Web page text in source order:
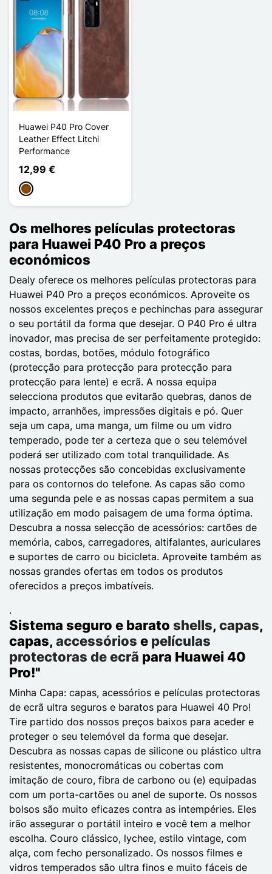
Huawei P40 Pro Cover
Leather Effect Litchi
Performance
12,99 €
Castanho
Os melhores películas protectoras
para Huawei P40 Pro a preços
económicos
Dealy oferece os melhores películas protectoras para
Huawei P40 Pro a preços económicos. Aproveite os
nossos excelentes preços e pechinchas para assegurar
o seu portátil da forma que desejar. O P40 Pro é ultra
inovador, mas precisa de ser perfeitamente protegido:
costas, bordas, botões, módulo fotográfico
(protecção para protecção para protecção para
protecção para lente) e ecrã. A nossa equipa
selecciona produtos que evitarão quebras, danos de
impacto, arranhões, impressões digitais e pó. Quer
seja um capa, uma manga, um filme ou um vidro
temperado, pode ter a certeza que o seu telemóvel
poderá ser utilizado com total tranquilidade. As
nossas protecções são concebidas exclusivamente
para os contornos do telefone. As capas são como
uma segunda pele e as nossas capas permitem a sua
utilização em modo paisagem de uma forma óptima.
Descubra a nossa selecção de acessórios: cartões de
memória, cabos, carregadores, altifalantes, auriculares
e suportes de carro ou bicicleta. Aproveite também as
nossas grandes ofertas em todos os produtos
oferecidos a preços imbatíveis.
.
Sistema seguro e barato shells, capas,
capas, accessórios e películas
protectoras de ecrã para Huawei 40
Pro!"
Minha Capa: capas, acessórios e películas protectoras
de ecrã ultra seguros e baratos para Huawei 40 Pro!
Tire partido dos nossos preços baixos para aceder e
proteger o seu telemóvel da forma que desejar.
Descubra as nossas capas de silicone ou plástico ultra
resistentes, monocromáticas ou cobertas com
imitação de couro, fibra de carbono ou (e) equipadas
com um porta-cartões ou anel de suporte. Os nossos
bolsos são muito eficazes contra as intempéries. Eles
irão assegurar o portátil inteiro e você tem a melhor
escolha. Couro clássico, lychee, estilo vintage, com
alça, com fecho personalizado. Os nossos filmes e
vidros temperados são ultra finos e muito fáceis de